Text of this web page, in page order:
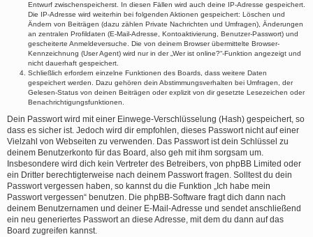
Entwurf zwischenspeicherst. In diesen Fällen wird auch deine IP-Adresse gespeichert.
Die IP-Adresse wird weiterhin bei folgenden Aktionen gespeichert: Löschen und
Ändern von Beiträgen (dazu zählen Private Nachrichten und Umfragen), Änderungen
an zentralen Profildaten (E-Mail-Adresse, Kontoaktivierung, Benutzer-Passwort) und
gescheiterte Anmeldeversuche. Die von deinem Browser übermittelte Browser-
Kennzeichnung (User Agent) wird nur in der „Wer ist online?“-Funktion angezeigt und
nicht dauerhaft gespeichert.
Schließlich erfordern einzelne Funktionen des Boards, dass weitere Daten
gespeichert werden. Dazu gehören dein Abstimmungsverhalten bei Umfragen, der
Gelesen-Status von deinen Beiträgen oder explizit von dir gesetzte Lesezeichen oder
Benachrichtigungsfunktionen.
Dein Passwort wird mit einer Einwege-Verschlüsselung (Hash) gespeichert, so
dass es sicher ist. Jedoch wird dir empfohlen, dieses Passwort nicht auf einer
Vielzahl von Webseiten zu verwenden. Das Passwort ist dein Schlüssel zu
deinem Benutzerkonto für das Board, also geh mit ihm sorgsam um.
Insbesondere wird dich kein Vertreter des Betreibers, von phpBB Limited oder
ein Dritter berechtigterweise nach deinem Passwort fragen. Solltest du dein
Passwort vergessen haben, so kannst du die Funktion „Ich habe mein
Passwort vergessen“ benutzen. Die phpBB-Software fragt dich dann nach
deinem Benutzernamen und deiner E-Mail-Adresse und sendet anschließend
ein neu generiertes Passwort an diese Adresse, mit dem du dann auf das
Board zugreifen kannst.